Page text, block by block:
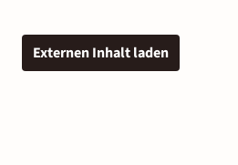
Externen Inhalt laden